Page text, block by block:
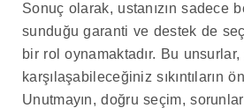
Sonuç olarak, ustanızın sadece
sunduğu garanti ve destek de
bir rol oynamaktadır. Bu
karşılaşabileceğiniz sıkıntıların
Unutmayın, doğru seçim,